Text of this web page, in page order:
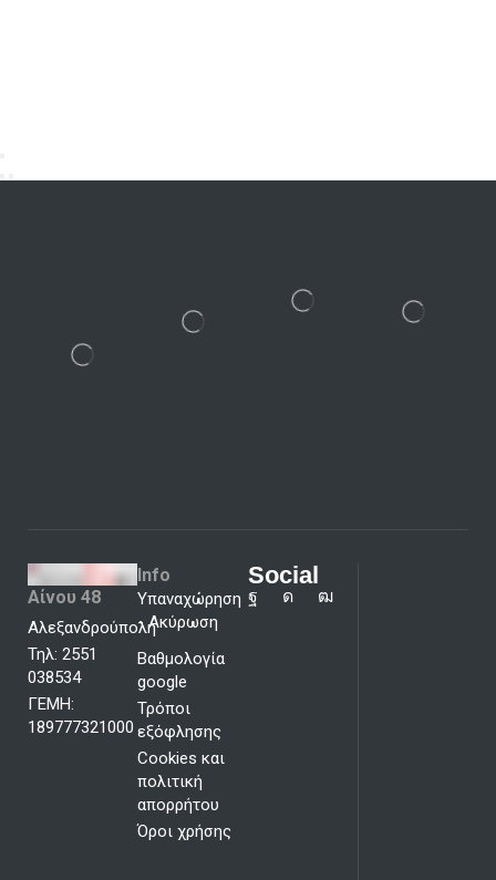
Αίνου 48
Αλεξανδρούπολη
Τηλ: 2551
038534
ΓΕΜΗ:
189777321000
Info
Υπαναχώρηση
- Ακύρωση
Βαθμολογία
google
Τρόποι
εξόφλησης
Cookies και
πολιτική
απορρήτου
Όροι χρήσης
Social